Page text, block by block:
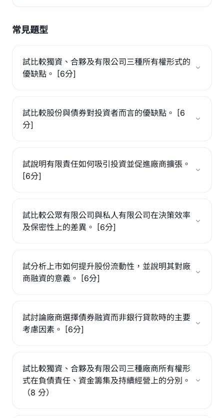
常見題型
試比較獨資、合夥及有限公司三種所有權形式的
優缺點。 [6分]
試比較股份與債券對投資者而言的優缺點。 [6
分]
試說明有限責任如何吸引投資並促進廠商擴張。
[6分]
試比較公眾有限公司與私人有限公司在決策效率
及保密性上的差異。 [6分]
試分析上市如何提升股份流動性，並說明其對廠
商融資的意義。 [6分]
試討論廠商選擇債券融資而非銀行貸款時的主要
考慮因素。 [6分]
試比較獨資、合夥及有限公司三種廠商所有權形
式在負債責任、資金籌集及持續經營上的分別。
（8 分）